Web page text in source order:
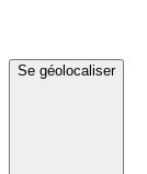
Se géolocaliser